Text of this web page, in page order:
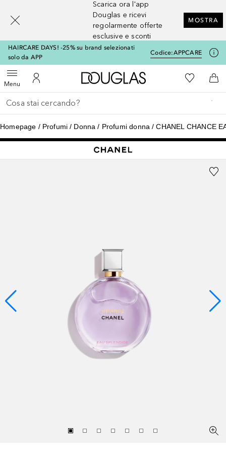
Scarica ora l'app
Douglas e ricevi
regolarmente offerte
esclusive e sconti
MOSTRA
HAIRCARE DAYS! -25% su brand selezionati
solo da APP
Codice:APPCARE
MenuApri menuAl Mio Account
A Douglas HomeAlla Mia
Al
Torna indietro
Esegui ricerca
Homepage Profumi Donna Profumi donna CHANEL CHANCE
[navigation.slideout.screenreader]